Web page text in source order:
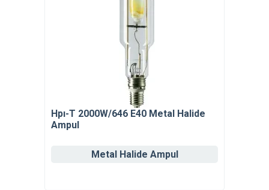
Hpı-T 2000W/646 E40 Metal Halide
Ampul
Metal Halide Ampul